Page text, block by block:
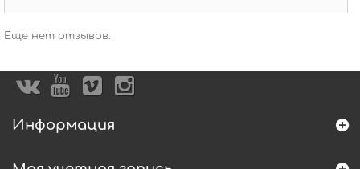
Еще нет отзывов.
Информация